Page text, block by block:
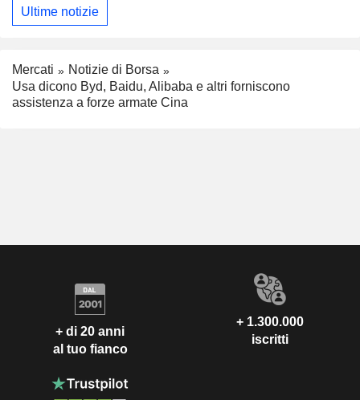
Ultime notizie
Mercati
Notizie di Borsa
Usa dicono Byd, Baidu, Alibaba e altri forniscono
assistenza a forze armate Cina
+ di 20 anni
al tuo fianco
+ 1.300.000
iscritti